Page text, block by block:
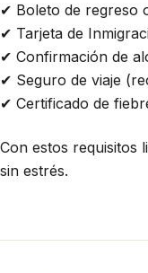
✔ Boleto de regreso
✔ Tarjeta de
✔ Confirmación de
✔ Seguro de viaje
✔ Certificado de
Con estos requisitos
sin estrés.